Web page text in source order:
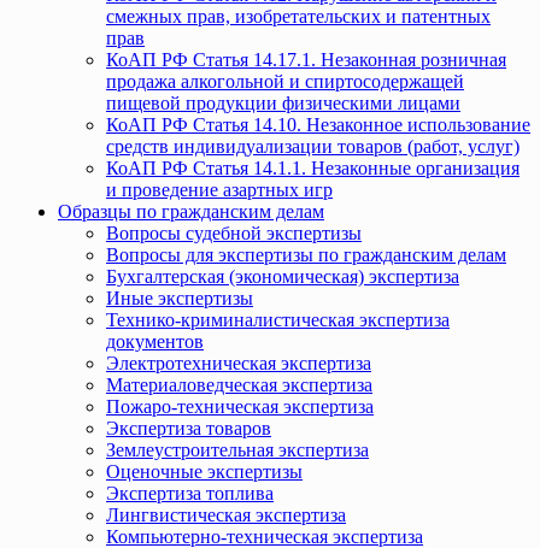
смежных прав, изобретательских и патентных
прав
КоАП РФ Статья 14.17.1. Незаконная розничная
продажа алкогольной и спиртосодержащей
пищевой продукции физическими лицами
КоАП РФ Статья 14.10. Незаконное использование
средств индивидуализации товаров (работ, услуг)
КоАП РФ Статья 14.1.1. Незаконные организация
и проведение азартных игр
Образцы по гражданским делам
Вопросы судебной экспертизы
Вопросы для экспертизы по гражданским делам
Бухгалтерская (экономическая) экспертиза
Иные экспертизы
Технико-криминалистическая экспертиза
документов
Электротехническая экспертиза
Материаловедческая экспертиза
Пожаро-техническая экспертиза
Экспертиза товаров
Землеустроительная экспертиза
Оценочные экспертизы
Экспертиза топлива
Лингвистическая экспертиза
Компьютерно-техническая экспертиза